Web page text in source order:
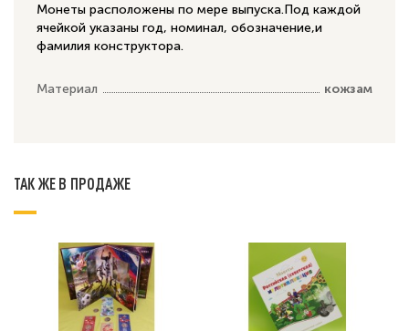
Монеты расположены по мере выпуска.Под каждой
ячейкой указаны год, номинал, обозначение,и
фамилия конструктора.
Материал кожзам
ТАК ЖЕ В ПРОДАЖЕ